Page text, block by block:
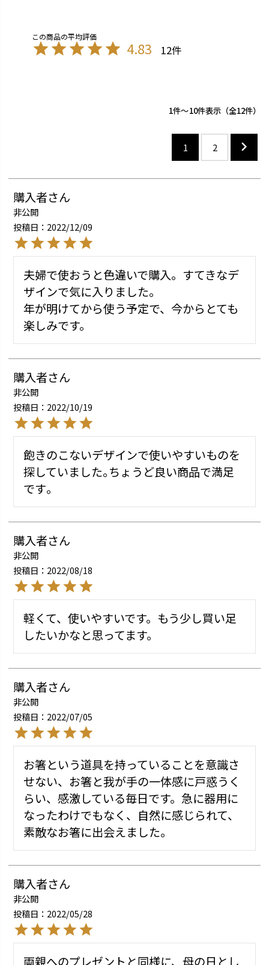
4.83 12
12
1 -10件表示
1 2
購入者
非公開
投稿日
2022/12/09
夫婦で使おうと色違いで購入。すてきなデ
ザインで気に入りました。
年が明けてから使う予定で、今からとても
楽しみです。
購入者
非公開
投稿日
2022/10/19
飽きのこないデザインで使いやすいものを
探していました｡ちょうど良い商品で満足
購入者
非公開
投稿日
2022/08/18
軽くて、使いやすいです。もう少し買い足
購入者
非公開
投稿日
2022/07/05
お箸という道具を持っていることを意識さ
せない、お箸と我が手の一体感に戸惑うく
らい、感激している毎日です。急に器用に
なったわけでもなく、自然に感じられて、
購入者
非公開
投稿日
2022/05/28
両親へのプレゼントと同様に、母の日とし